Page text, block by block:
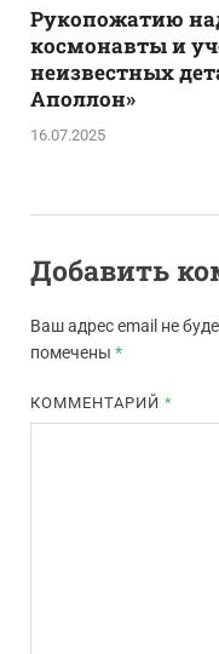
Рукопожатию
космонавты и
неизвестных
Аполлон»
16.07.2025
Добавить
Ваш адрес email не
помечены *
КОММЕНТАРИЙ*